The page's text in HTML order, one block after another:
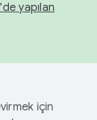
yapılan
için